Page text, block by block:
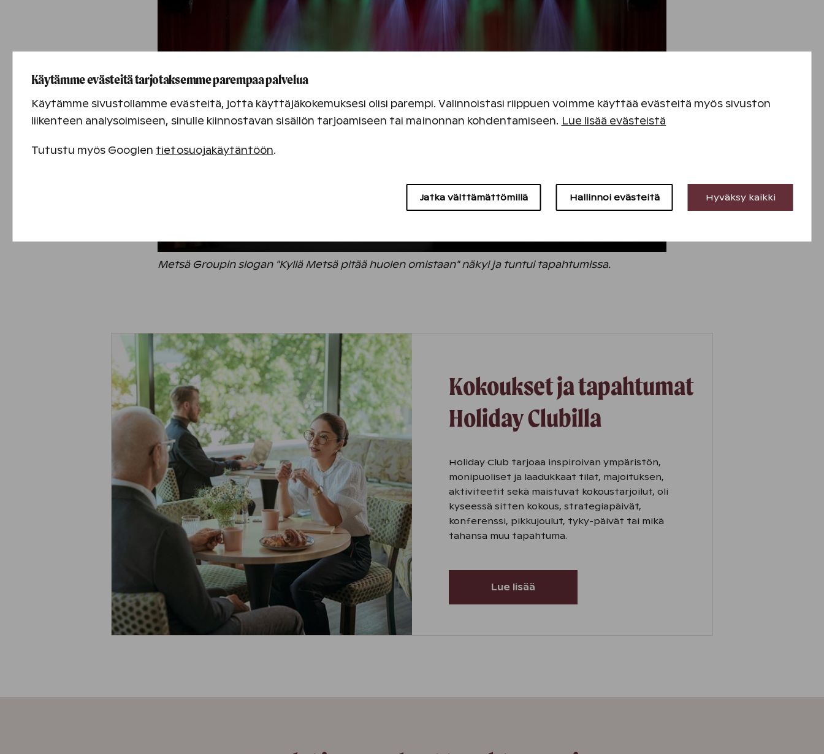
Metsä Groupin slogan "Kyllä Metsä pitää huolen omistaan" näkyi ja tuntui tapahtumissa.
Kokoukset ja tapahtumat
Holiday Clubilla
Holiday Club tarjoaa inspiroivan ympäristön,
monipuoliset ja laadukkaat tilat, majoituksen,
aktiviteetit sekä maistuvat kokoustarjoilut, oli
kyseessä sitten kokous, strategiapäivät,
konferenssi, pikkujoulut, tyky-päivät tai mikä
tahansa muu tapahtuma.
Lue lisää
Käytämme evästeitä tarjotaksemme parempaa palvelua
Käytämme sivustollamme evästeitä, jotta käyttäjäkokemuksesi olisi parempi. Valinnoistasi riippuen voimme käyttää evästeitä myös sivuston
liikenteen analysoimiseen, sinulle kiinnostavan sisällön tarjoamiseen tai mainonnan kohdentamiseen. Lue lisää evästeistä
Tutustu myös Googlen tietosuojakäytäntöön.
Sisällön kohdentamisen evästeet
Jatka välttämättömillä Hallinnoi evästeitä Hyväksy kaikki